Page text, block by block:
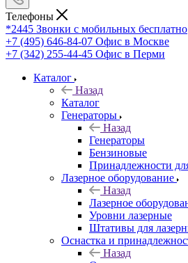
Телефоны
*2445 Звонки с мобильных бесплатно
+7 (495) 646-84-07 Офис в Москве
+7 (342) 255-44-45 Офис в Перми
Каталог
Назад
Каталог
Генераторы
Назад
Генераторы
Бензиновые
Принадлежности
Лазерное оборудование
Назад
Лазерное
Уровни лазерные
Штативы для
Оснастка и
Назад